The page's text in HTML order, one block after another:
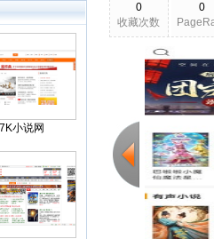
小说网
0
收藏次数
0
2026-03-23
更新日期